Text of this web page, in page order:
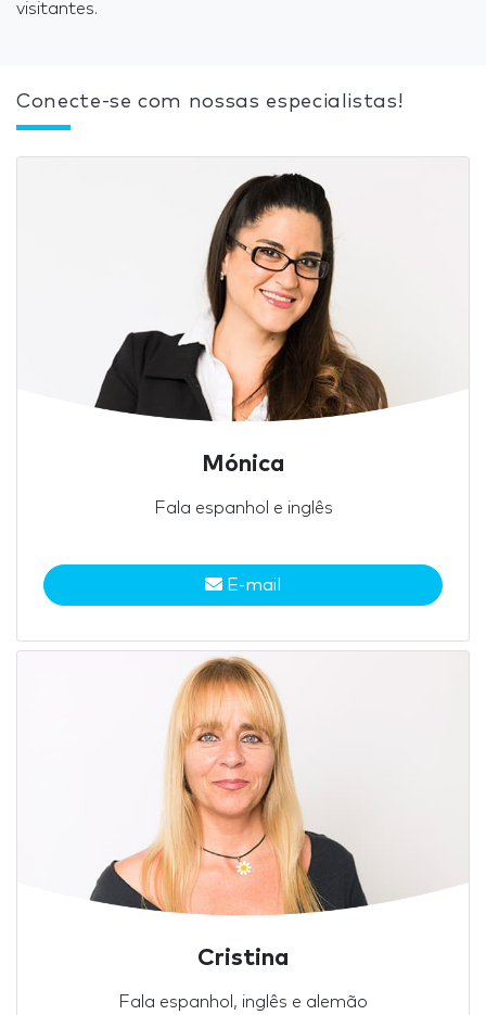
visitantes.
Conecte-se com nossas especialistas!
Mónica
Fala espanhol e inglês
E-mail
Cristina
Fala espanhol, inglês e alemão